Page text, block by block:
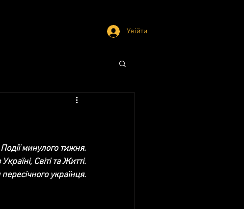
Увійти
Події минулого тижня.
Україні, Світі та Житті.
українця.